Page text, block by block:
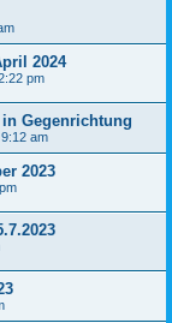
2024
pm
in Gegenrichtung
am
2023